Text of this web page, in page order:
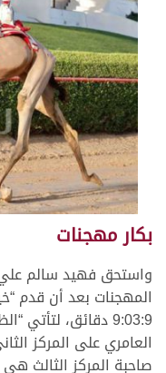
بكار مهجنات
واستحق فهيد سالم علي
المهجنات بعد أن قدم
9:03:9 دقائق،
صاحبة المركز الثالث هي